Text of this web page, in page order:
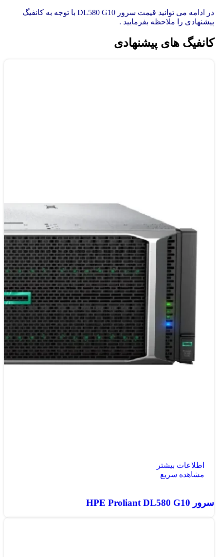
در ادامه می توانید قیمت سرور DL580 G10 با توجه به کانفیگ
پیشنهادی را ملاحظه بفرمایید .
کانفیگ های پیشنهادی
اطلاعات بیشتر
مشاهده سریع
سرور HPE Proliant DL580 G10